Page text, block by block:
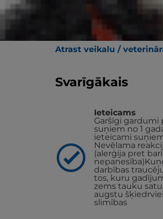
Hill's Hypoallergenic
vecākiem pieaugušiem
prebiotiku maisījumu,
Atrast veikalu /
Svarīgākais
Ieteicams
Garšīgi gardumi
suņiem no 1
ieteicami
Nevēlama
(alerģija pret
nepanesība)
darbības
tos, kuru
zems tauku
augstu
slimības